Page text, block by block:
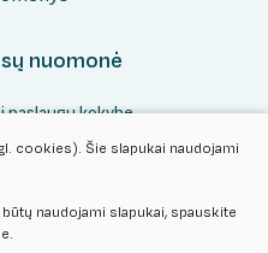
nuomonė
kokybę
cookies). Šie slapukai naudojami
naudojami slapukai, spauskite